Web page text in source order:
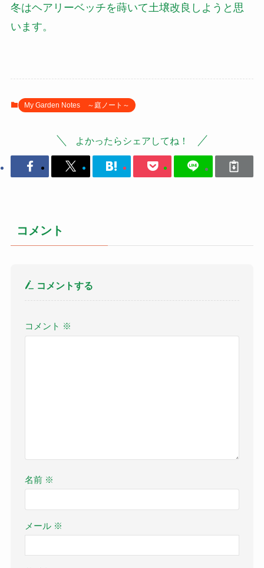
冬はヘアリーベッチを蒔いて土壌改良しようと思
います。
My Garden Notes ～庭ノート～
よかったらシェアしてね！
コメント
コメントする
コメント ※
名前 ※
メール ※